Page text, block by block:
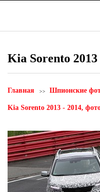
Kia Sorento
Главная Шпионские
Kia Sorento 2013 - 2014,